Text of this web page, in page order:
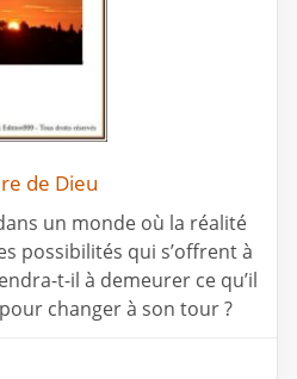
de Dieu
un monde où la réalité
possibilités qui s’offrent à
t-il à demeurer ce qu’il
changer à son tour ?